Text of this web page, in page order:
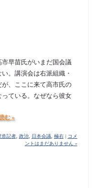
早苗氏がいまだ国会議
。講演会は右派組織・
、ここに来て高市氏の
っている。なぜなら彼女
む »
造記者, 政治, 日本会議, 極右|
コメ
ントはまだありません »